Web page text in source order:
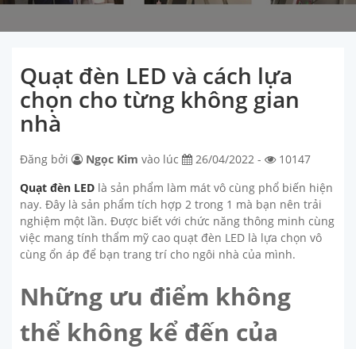
Quạt đèn LED và cách lựa
chọn cho từng không gian
nhà
Đăng bởi Ngọc Kim vào lúc 26/04/2022 -
10147
Quạt đèn LED là sản phẩm làm mát vô cùng phổ biến hiện
nay. Đây là sản phẩm tích hợp 2 trong 1 mà bạn nên trải
nghiệm một lần. Được biết với chức năng thông minh cùng
việc mang tính thẩm mỹ cao quạt đèn LED là lựa chọn vô
cùng ổn áp để bạn trang trí cho ngôi nhà của mình.
Những ưu điểm không
thể không kể đến của